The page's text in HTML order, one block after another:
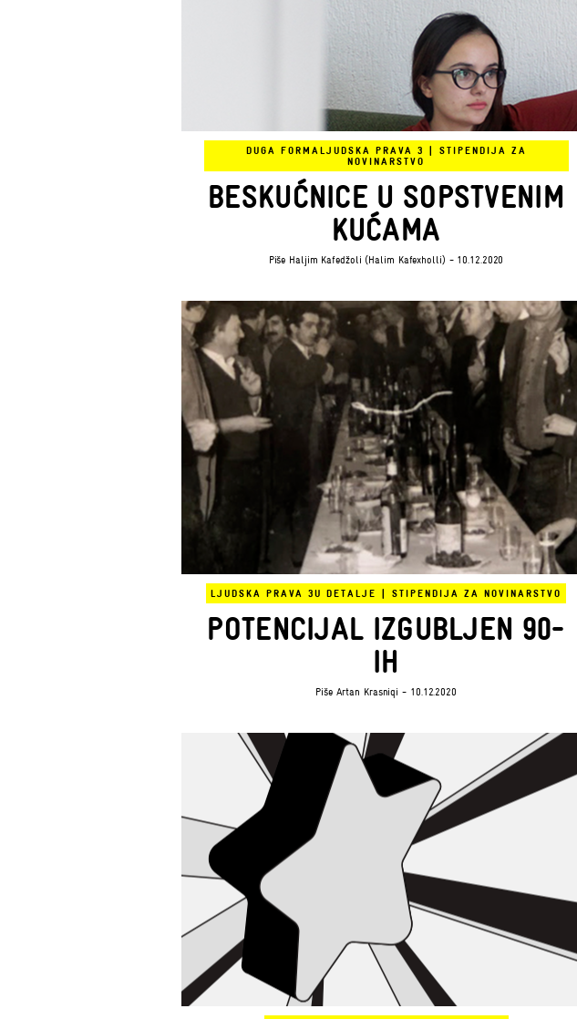
DUGA FORMALJUDSKA PRAVA 3 | STIPENDIJA ZA
NOVINARSTVO
BESKUĆNICE U SOPSTVENIM
KUĆAMA
Piše Haljim Kafedžoli (Halim Kafexholli) - 10.12.2020
LJUDSKA PRAVA 3U DETALJE | STIPENDIJA ZA NOVINARSTVO
POTENCIJAL IZGUBLJEN 90-
IH
Piše Artan Krasniqi - 10.12.2020